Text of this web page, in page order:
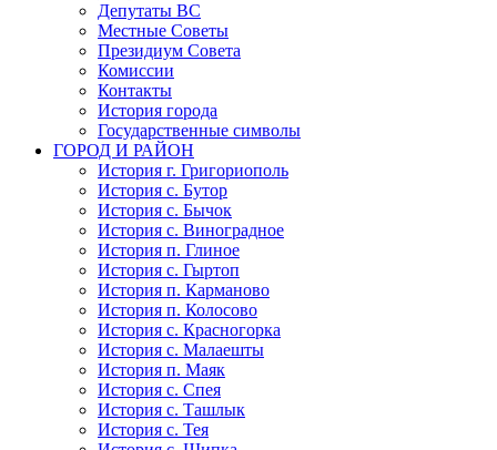
Депутаты ВС
Местные Советы
Президиум Совета
Комиссии
Контакты
История города
Государственные символы
ГОРОД И РАЙОН
История г. Григориополь
История с. Бутор
История с. Бычок
История с. Виноградное
История п. Глиное
История с. Гыртоп
История п. Карманово
История п. Колосово
История с. Красногорка
История с. Малаешты
История п. Маяк
История с. Спея
История с. Ташлык
История с. Тея